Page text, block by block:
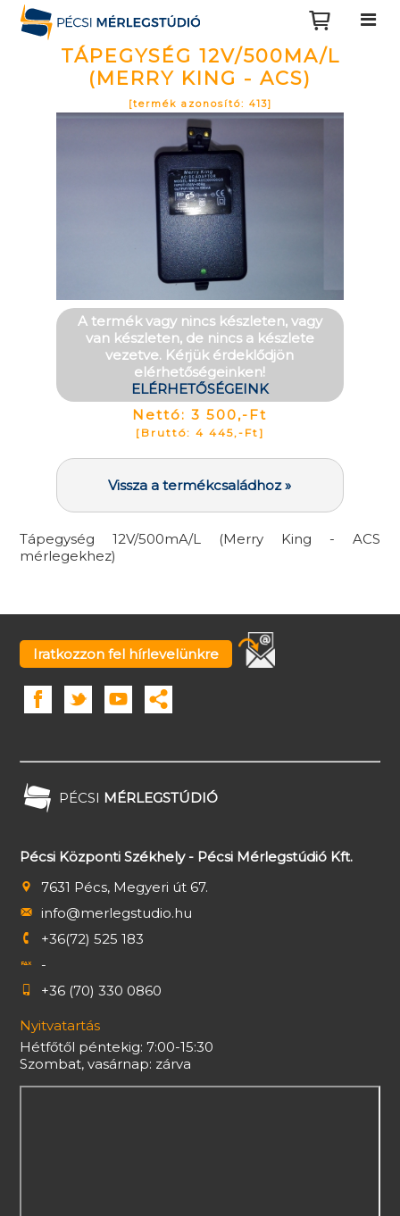
TÁPEGYSÉG 12V/500MA/L
(MERRY KING - ACS)
[termék azonosító: 413]
A termék vagy nincs készleten, vagy
van készleten, de nincs a készlete
vezetve. Kérjük érdeklődjön
elérhetőségeinken!
ELÉRHETŐSÉGEINK
Nettó: 3 500,-Ft
[Bruttó: 4 445,-Ft]
Vissza a termékcsaládhoz »
Tápegység 12V/500mA/L (Merry King - ACS
mérlegekhez)
Iratkozzon fel hírlevelünkre
PÉCSI MÉRLEGSTÚDIÓ
Pécsi Központi Székhely - Pécsi Mérlegstúdió Kft.
7631 Pécs, Megyeri út 67.
info@merlegstudio.hu
+36(72) 525 183
-
+36 (70) 330 0860
Nyitvatartás
Hétfőtől péntekig: 7:00-15:30
Szombat, vasárnap: zárva